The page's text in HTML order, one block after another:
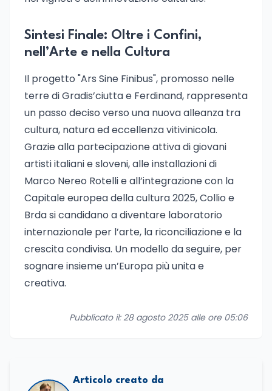
Sintesi Finale: Oltre i Confini,
nell’Arte e nella Cultura
Il progetto "Ars Sine Finibus", promosso nelle
terre di Gradis’ciutta e Ferdinand, rappresenta
un passo deciso verso una nuova alleanza tra
cultura, natura ed eccellenza vitivinicola.
Grazie alla partecipazione attiva di giovani
artisti italiani e sloveni, alle installazioni di
Marco Nereo Rotelli e all’integrazione con la
Capitale europea della cultura 2025, Collio e
Brda si candidano a diventare laboratorio
internazionale per l’arte, la riconciliazione e la
crescita condivisa. Un modello da seguire, per
sognare insieme un’Europa più unita e
creativa.
Pubblicato il: 28 agosto 2025 alle ore 05:06
Articolo creato da